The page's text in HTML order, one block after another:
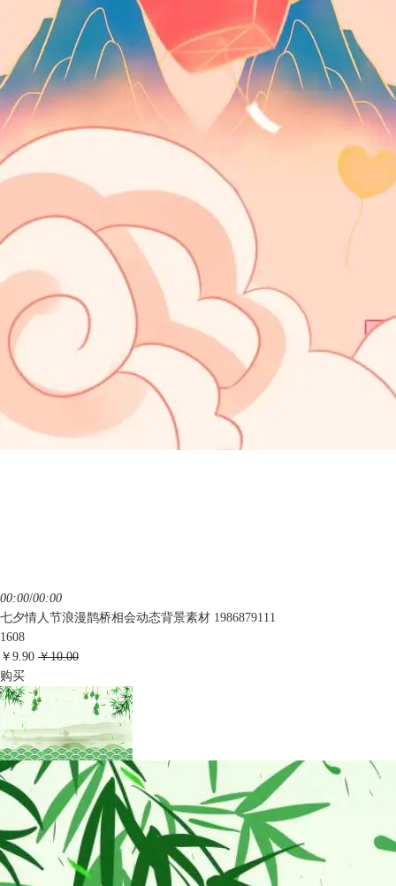
00:00/00:00
七夕情人节浪漫鹊桥相会动态背景素材 1986879111
1608
￥9.90 ￥10.00
购买